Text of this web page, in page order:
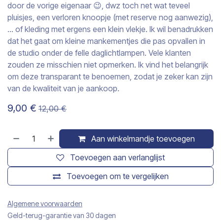
door de vorige eigenaar 😉, dwz toch net wat teveel
pluisjes, een verloren knoopje (met reserve nog aanwezig),
… of kleding met ergens een klein vlekje. Ik wil benadrukken
dat het gaat om kleine mankementjes die pas opvallen in
de studio onder de felle daglichtlampen. Vele klanten
zouden ze misschien niet opmerken. Ik vind het belangrijk
om deze transparant te benoemen, zodat je zeker kan zijn
van de kwaliteit van je aankoop.
9,00 € 12,00€
Aan winkelmandje toevoegen
Toevoegen om te vergelijken
Toevoegen aan verlanglijst
Algemene voorwaarden
Geld-terug-garantie van 30 dagen